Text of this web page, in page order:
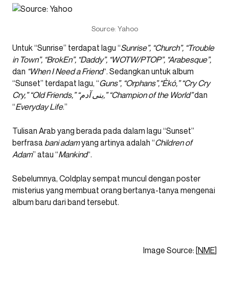
Source: Yahoo
Untuk “Sunrise” terdapat lagu “Sunrise”, “Church”, “Trouble
in Town”, “BrokEn”, “Daddy”, “WOTW/PTOP”, “Arabesque”,
dan “When I Need a Friend“. Sedangkan untuk album
“Sunset” terdapat lagu, “Guns”, “Orphans”,“Èkó,” “Cry Cry
Cry,” “Old Friends,” “بنی آدم,” “Champion of the World”dan
“Everyday Life.”
Tulisan Arab yang berada pada dalam lagu “Sunset”
berfrasa bani adamyang artinya adalah “Children of
Adam” atau “Mankind“.
Sebelumnya, Coldplay sempat muncul dengan poster
misterius yang membuat orang bertanya-tanya mengenai
album baru dari band tersebut.
Image Source: [NME]